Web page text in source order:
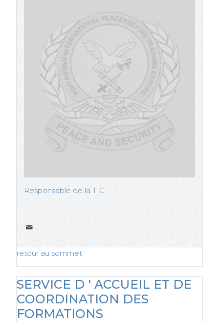
Responsable de la TIC
retour au sommet
SERVICE D ' ACCUEIL ET DE
COORDINATION DES
FORMATIONS